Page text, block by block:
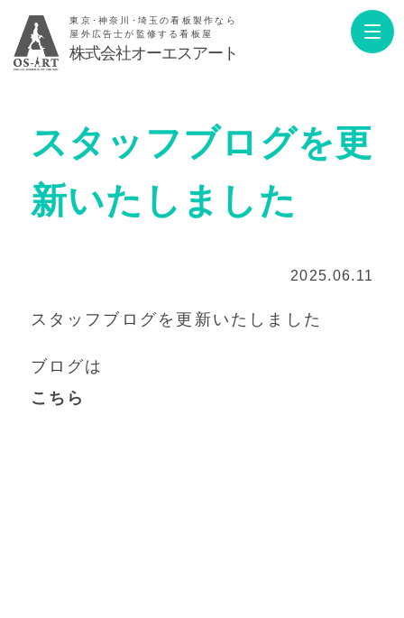
東京･神奈川･埼玉の看板製作なら
屋外広告士が監修する看板屋
株式会社オーエスアート
スタッフブログを更
新いたしました
2025.06.11
スタッフブログを更新いたしました
ブログは
こちら